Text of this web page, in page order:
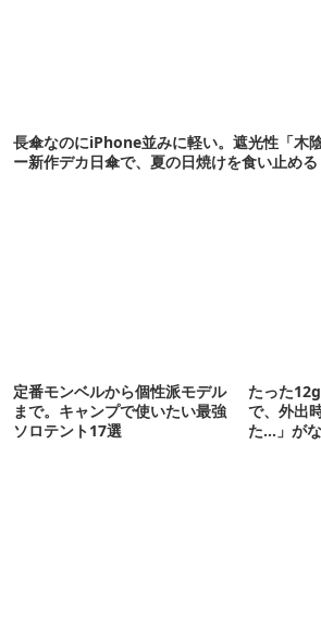
長傘なのにiPhone並みに軽い。遮光性「木
ー新作デカ日傘で、夏の日焼けを食い止める
定番モンベルから個性派モデル
まで。キャンプで使いたい最強
ソロテント17選
たった
で、外出
た…」が